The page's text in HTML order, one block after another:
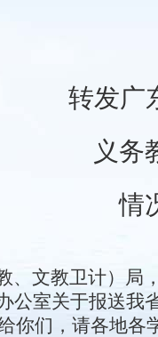
转发广
义务
情
、文教卫计）局
公室关于报送我
你们，请各地各